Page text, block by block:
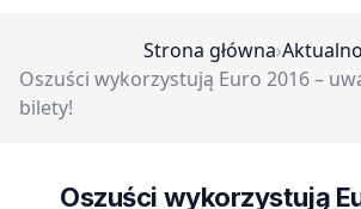
Strona główna›
Oszuści wykorzystują Euro 2016 –
bilety!
Oszuści wykorzystują